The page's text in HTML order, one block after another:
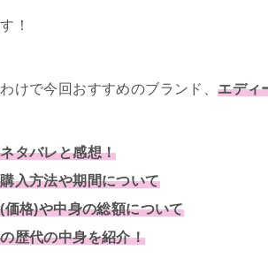
！
けで今回おすすめのブランド、エディ
タバレと感想！
入方法や期間について
価格)や中身の総額について
歴代の中身を紹介！